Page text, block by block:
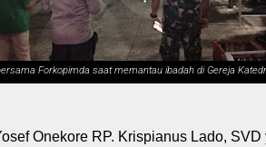
Forkopimda saat memantau ibadah di Gereja
Onekore RP. Krispianus Lado, SVD